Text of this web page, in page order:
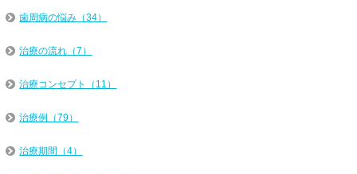
歯周病の悩み（34）
治療の流れ（7）
治療コンセプト（11）
治療例（79）
治療期間（4）